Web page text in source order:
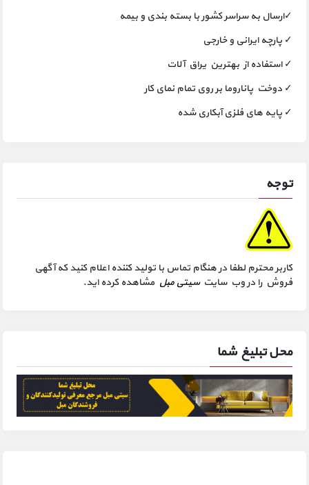
✓ارسال به سراسر کشور با بسته بندی و بیمه
✓ پارچه ایرانی و خارجی
✓ استفاده از بهترین یراق آلات
✓ دوخت پاناروما بر روی تمام نمای کار
✓ پایه های فلزی آبکاری شده
توجه
کاربر محترم لطفا در هنگام تماس با تولید کننده اعلام کنید که آگهی
فروش را در وب سایتسیتی مبل مشاهده کرده اید.
محل تبلیغ شما